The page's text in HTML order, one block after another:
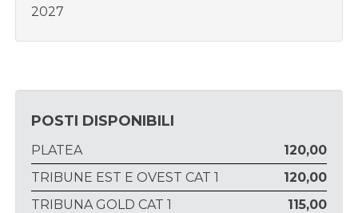
2027
POSTI DISPONIBILI
PLATEA
120,00
TRIBUNE EST E OVEST CAT 1
120,00
TRIBUNA GOLD CAT 1
115,00